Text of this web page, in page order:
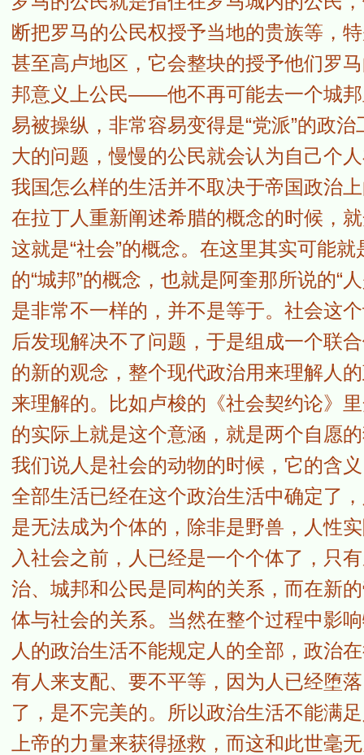
断把罗马的公民权授予当地的贵族等，
甚至高卢地区，它会整块的授予他们罗
邦意义上公民——他不再可能去一个城
易被操纵，非常容易变得是“党派”的政
大的问题，慢慢的公民就会认为自己个
我国怎么样的生活并不取决于帝国政治
在拉丁人重新阐述希腊的概念的时候，
这就是“社会”的概念。在这里其实可能
的“城邦”的概念，也就是阿奎那所说的“
是非常不一样的，并不是等于。社会这
后发现解决不了问题，于是组成一个联
的新的观念，整个现代政治用来理解人
来理解的。比如卢梭的《社会契约论》
的实际上就是这个意涵，就是两个自愿
我们说人是社会的动物的时候，它的含
全部生活已经在这个政治生活中确定了
是无法成为个体的，除非是野兽，人性
入社会之前，人已经是一个个体了，只
治、城邦和公民是同构的关系，而在新
体与社会的关系。当然在整个过程中影
人的政治生活不能规定人的全部，政治
有人来支配、要不平等，因为人已经堕
了，是不完美的。所以政治生活不能满
上帝的力量来获得拯救，而这和此世毫